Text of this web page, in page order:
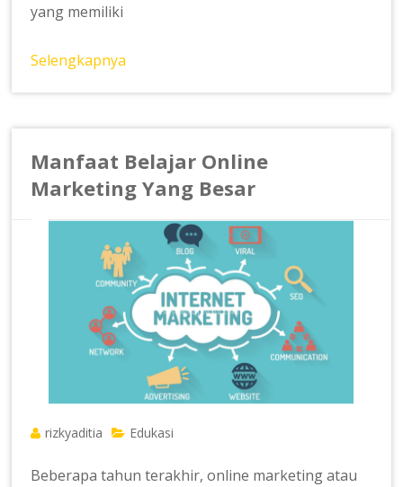
yang memiliki
Selengkapnya
Manfaat Belajar Online
Marketing Yang Besar
rizkyaditia Edukasi
Beberapa tahun terakhir, online marketing atau